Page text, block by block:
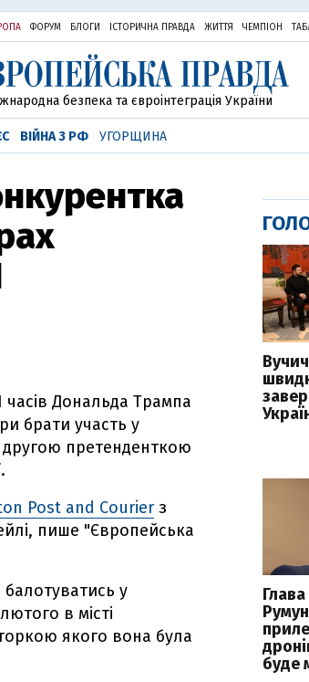
ФОРУМ БЛОГИ ІСТОРИЧНА ПРАВДА ЖИТТЯ ЧЕМПІОН
безпека та євроінтеграція України
ВІЙНА З РФ УГОРЩИНА
Дональда Трампа
брати участь у
претенденткою
Post and Courier з
пише "Європейська
у
в місті
якого вона була
буде